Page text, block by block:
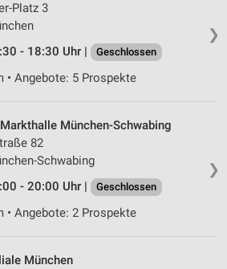
❯
Platz 3
- 18:30 Uhr |
Geschlossen
• Angebote: 5 Prospekte
❯
Markthalle München-Schwabing
82
Schwabing
- 20:00 Uhr |
Geschlossen
• Angebote: 2 Prospekte
München